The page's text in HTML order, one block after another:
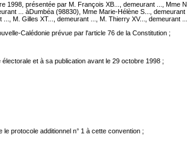
présentée par M. François XB..., demeurant ...,
... àDumbéa (98830), Mme Marie-Hélène S...,
M. Gilles XT..., demeurant ..., M. Thierry XV..., demeurant
Calédonie prévue par l'article 76 de la Constitution ;
et à sa publication avant le 29 octobre 1998 ;
protocole additionnel n° 1 à cette convention ;